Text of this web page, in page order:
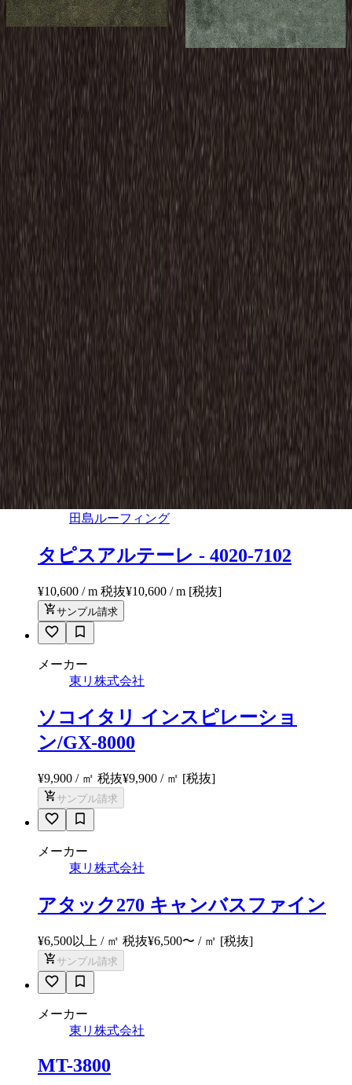
サンプル請求
[税抜]
サンプル請求
こちらもおすすめ
メーカー
スミノエ インテリア プロダクツ
ECOS/iD-1600 Shiny Mist
¥9,800 / ㎡ 税抜 ¥ 9,800 / ㎡ [税抜]
サンプル請求
メーカー
東リ株式会社
アルトグラン/GX-3800
¥9,900 / ㎡ 税抜 9,900 / ㎡ [税抜]
サンプル請求 16
メーカー
田島ルーフィング
タピスアルテーレ - 4020-7102
¥10,600 / m 税抜¥10,600 / m [税抜]
サンプル請求
メーカー
東リ株式会社
ソコイタリ インスピレーショ
ン/GX-8000
¥9,900 / ㎡ 税抜¥9,900 / ㎡ [税抜]
サンプル請求
メーカー
東リ株式会社
アタック270 キャンバスファイン
¥6,500以上 / ㎡ 税抜¥6,500〜 / ㎡ [税抜]
サンプル請求
メーカー
東リ株式会社
MT-3800